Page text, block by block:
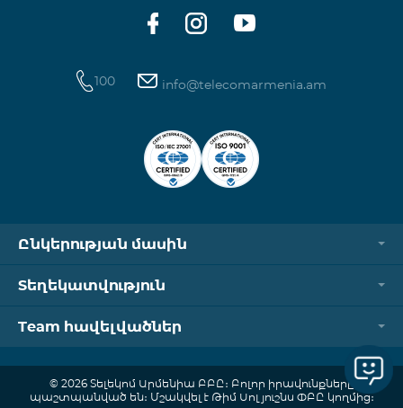
100 info@telecomarmenia.am
Ընկերության մասին
Տեղեկատվություն
Team հավելվածներ
© 2026 Տելեկոմ Արմենիա ԲԲԸ։ Բոլոր իրավունքները
պաշտպանված են։ Մշակվել է Թիմ Սոլյուշնս ՓԲԸ կողմից։